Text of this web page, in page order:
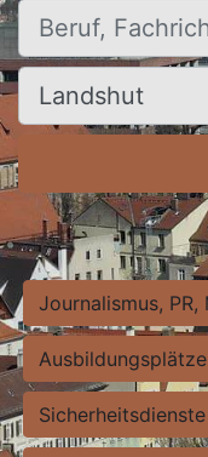
Beruf, Fachrichtung,
Ort, Stadt
Journalismus, PR,
Ausbildungsplätze
Sicherheitsdienste